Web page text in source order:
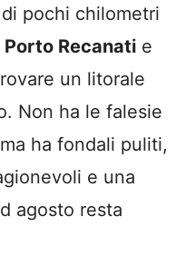
pochi chilometri
Porto Recanati e
un litorale
Non ha le falesie
ha fondali puliti,
e una
agosto resta